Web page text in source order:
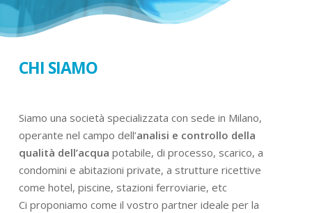
CHI SIAMO
Siamo una società specializzata con sede in Milano,
operante nel campo dell’analisi e controllo della
qualità dell’acqua potabile, di processo, scarico, a
condomini e abitazioni private, a strutture ricettive
come hotel, piscine, stazioni ferroviarie, etc
Ci proponiamo come il vostro partner ideale per la